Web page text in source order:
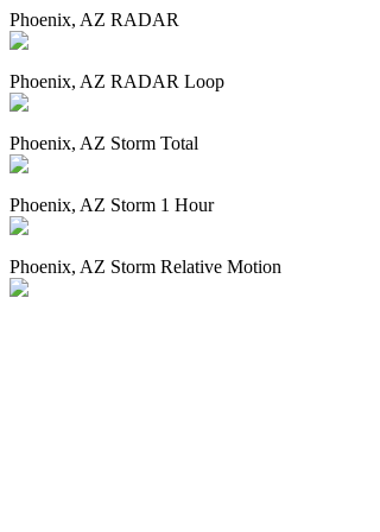
Phoenix, AZ RADAR
Phoenix, AZ RADAR Loop
Phoenix, AZ Storm Total
Phoenix, AZ Storm 1 Hour
Phoenix, AZ Storm Relative Motion